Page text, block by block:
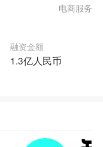
融资金额
1.3亿人民币
电商服务